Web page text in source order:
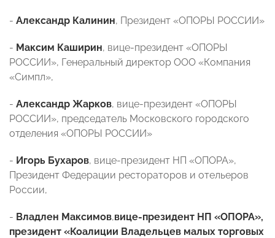
- Александр Калинин, Президент «ОПОРЫ РОССИИ»
- Максим Каширин, вице-президент «ОПОРЫ
РОССИИ», Генеральный директор ООО «Компания
«Симпл»,
- Александр Жарков, вице-президент «ОПОРЫ
РОССИИ», председатель Московского городского
отделения «ОПОРЫ РОССИИ»
- Игорь Бухаров, вице-президент НП «ОПОРА»,
Президент Федерации рестораторов и отельеров
России,
- Владлен Максимов,вице-президент НП «ОПОРА»,
президент «Коалиции Владельцев малых торговых